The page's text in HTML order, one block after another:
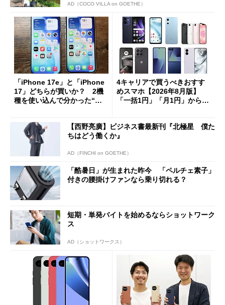
AD（COCO VILLA on GOETHE）
「iPhone 17e」と「iPhone
17」どちらが買いか？ 2機
種を使い込んで分かった“ス
4キャリアで買うべきおすす
めスマホ【2026年8月版】
「一括1円」「月1円」からお
【西野亮廣】ビジネス書最新刊『北極星 僕た
ちはどう働くか』
AD（FINCHI on GOETHE）
「酷暑日」が生まれた昨今 「ペルチェ素子」
付きの腰掛けファンなら乗り切れる？
短期・単発バイトを始めるならショットワーク
ス
AD（ショットワークス）